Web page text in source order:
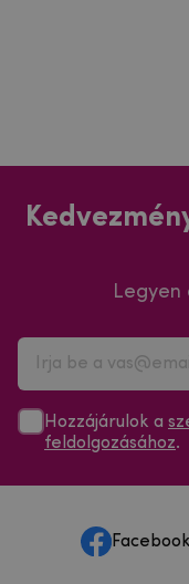
Legyen
Hozzájárulok a
feldolgozásához.
Facebook